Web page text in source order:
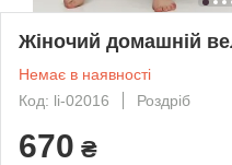
Жіночий домашній
Немає в наявності
Код: li-02016
Роздріб
670 ₴